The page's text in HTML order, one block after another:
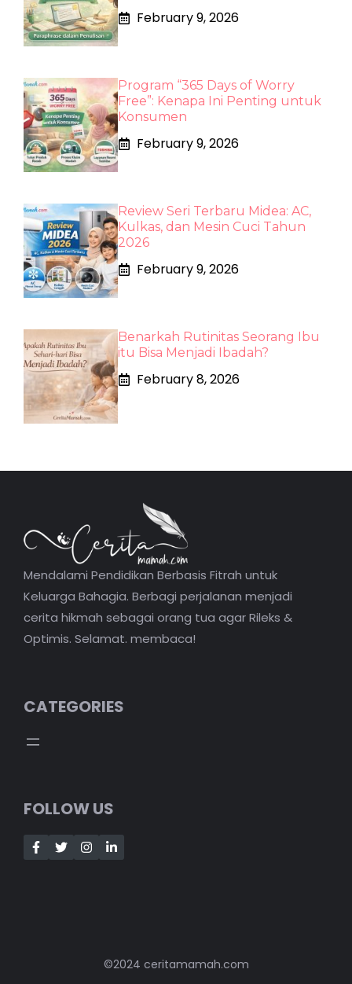
February 9, 2026
Program “365 Days of Worry
Free”: Kenapa Ini Penting untuk
Konsumen
February 9, 2026
Review Seri Terbaru Midea: AC,
Kulkas, dan Mesin Cuci Tahun
2026
February 9, 2026
Benarkah Rutinitas Seorang Ibu
itu Bisa Menjadi Ibadah?
February 8, 2026
Mendalami Pendidikan Berbasis Fitrah untuk
Keluarga Bahagia. Berbagi perjalanan menjadi
cerita hikmah sebagai orang tua agar Rileks &
Optimis. Selamat. membaca!
CATEGORIES
FOLLOW US
©2024 ceritamamah.com